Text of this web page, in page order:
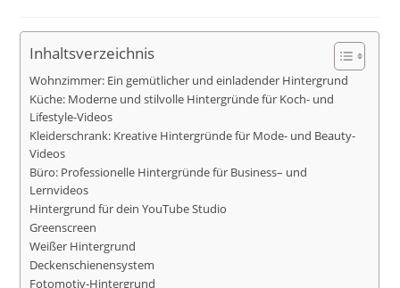
Inhaltsverzeichnis
Wohnzimmer: Ein gemütlicher und einladender Hintergrund
Küche: Moderne und stilvolle Hintergründe für Koch- und
Lifestyle-Videos
Kleiderschrank: Kreative Hintergründe für Mode- und Beauty-
Videos
Büro: Professionelle Hintergründe für Business– und
Lernvideos
Hintergrund für dein YouTube Studio
Greenscreen
Weißer Hintergrund
Deckenschienensystem
Fotomotiv-Hintergrund